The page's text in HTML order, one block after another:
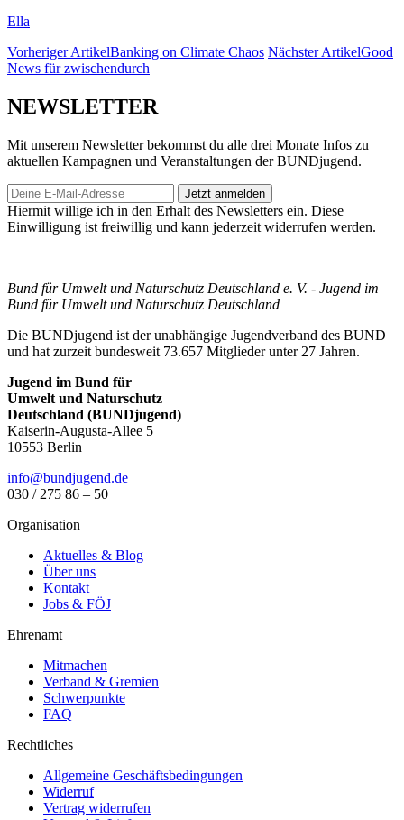
Ella
Vorheriger ArtikelBanking on Climate Chaos Nächster ArtikelGood
News für zwischendurch
NEWSLETTER
Mit unserem Newsletter bekommst du alle drei Monate Infos zu
aktuellen Kampagnen und Veranstaltungen der BUNDjugend.
Jetzt anmelden
Hiermit willige ich in den Erhalt des Newsletters ein. Diese
Einwilligung ist freiwillig und kann jederzeit widerrufen werden.
Bund für Umwelt und Naturschutz Deutschland e. V. - Jugend im
Bund für Umwelt und Naturschutz Deutschland
Die BUNDjugend ist der unabhängige Jugendverband des BUND
und hat zurzeit bundesweit 73.657 Mitglieder unter 27 Jahren.
Jugend im Bund für
Umwelt und Naturschutz
Deutschland (BUNDjugend)
Kaiserin-Augusta-Allee 5
10553 Berlin
info@bundjugend.de
030 / 275 86 – 50
Organisation
Aktuelles & Blog
Über uns
Kontakt
Jobs & FÖJ
Ehrenamt
Mitmachen
Verband & Gremien
Schwerpunkte
FAQ
Rechtliches
Allgemeine Geschäftsbedingungen
Widerruf
Vertrag widerrufen